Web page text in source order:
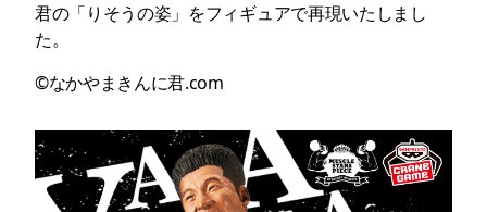
君の「りそうの姿」をフィギュアで再現いたしまし
た。
©なかやまきんに君.com